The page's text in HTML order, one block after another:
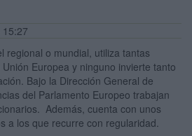
regional o mundial, utiliza tantas
Europea y ninguno invierte tanto
Bajo la Dirección General de
del Parlamento Europeo trabajan
Además, cuenta con unos
a los que recurre con regularidad.